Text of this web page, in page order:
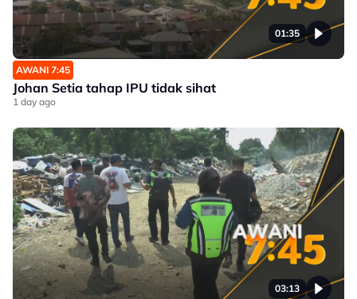
01:35
AWANI 7:45
Johan Setia tahap IPU tidak sihat
1 day ago
03:13